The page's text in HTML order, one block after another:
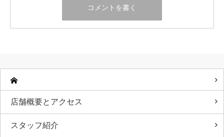
店舗概要とアクセス
スタッフ紹介